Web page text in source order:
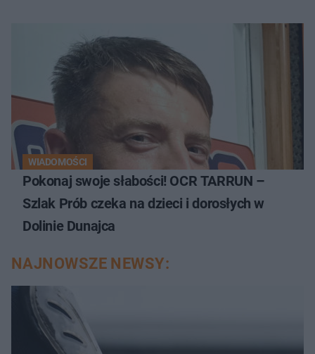
WIADOMOŚCI
Pokonaj swoje słabości! OCR TARRUN –
Szlak Prób czeka na dzieci i dorosłych w
Dolinie Dunajca
NAJNOWSZE NEWSY: